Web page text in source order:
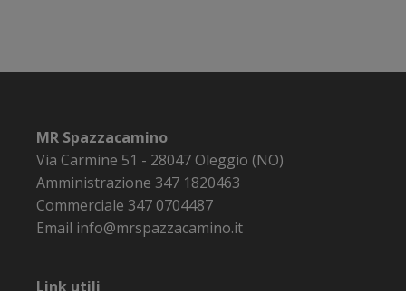
MR Spazzacamino
Via Carmine 51 - 28047 Oleggio (NO)
Amministrazione 347 1820463
Commerciale 347 0704487
Email info@mrspazzacamino.it
Link utili